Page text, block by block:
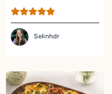
Salata Tarifi
Selinhdr